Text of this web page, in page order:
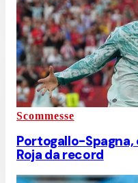
Scommesse
Portogallo-Spagna,
Roja da record